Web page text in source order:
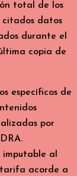
total de los
citados datos
durante el
copia de
específicos de
por
al
tarifa acorde a